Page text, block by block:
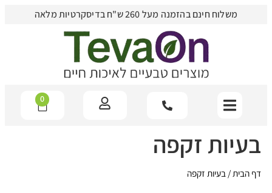
משלוח חינם בהזמנה מעל 260 ש"ח בדיסקרטיות מלאה
0
בעיות זקפה
דף הבית/ בעיות זקפה